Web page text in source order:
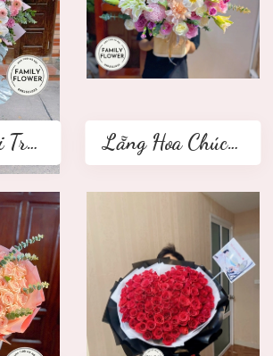
Kệ Hoa Khai Trương 2 tầng Lẵng Hoa Chúc Mừng